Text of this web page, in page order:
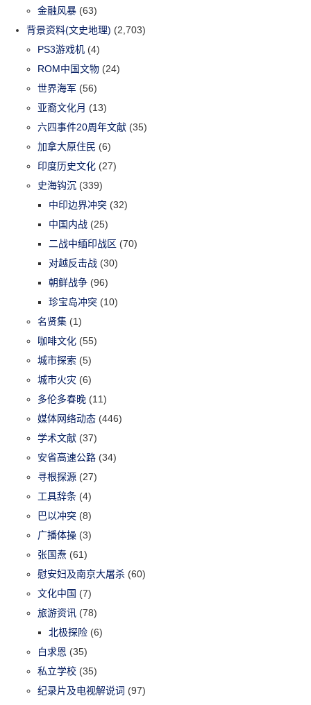
金融风暴 (63)
背景资料(文史地理) (2,703)
PS3游戏机 (4)
ROM中国文物 (24)
世界海军 (56)
亚裔文化月 (13)
六四事件20周年文献 (35)
加拿大原住民 (6)
印度历史文化 (27)
史海钩沉 (339)
中印边界冲突 (32)
中国内战 (25)
二战中缅印战区 (70)
对越反击战 (30)
朝鲜战争 (96)
珍宝岛冲突 (10)
名贤集 (1)
咖啡文化 (55)
城市探索 (5)
城市火灾 (6)
多伦多春晚 (11)
媒体网络动态 (446)
学术文献 (37)
安省高速公路 (34)
寻根探源 (27)
工具辞条 (4)
巴以冲突 (8)
广播体操 (3)
张国焘 (61)
慰安妇及南京大屠杀 (60)
文化中国 (7)
旅游资讯 (78)
北极探险 (6)
白求恩 (35)
私立学校 (35)
纪录片及电视解说词 (97)